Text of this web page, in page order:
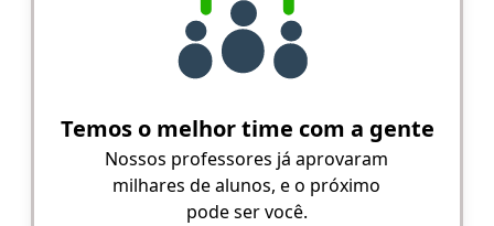
Temos o melhor time com a gente
Nossos professores já aprovaram
milhares de alunos, e o próximo
pode ser você.